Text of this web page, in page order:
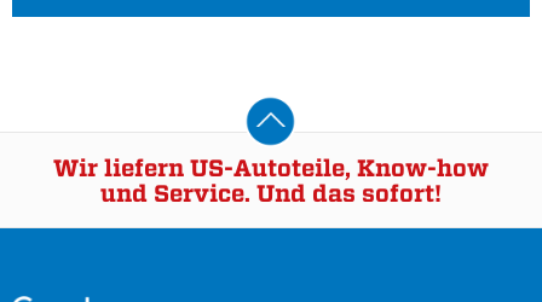
Wir liefern US-Autoteile, Know-how
und Service. Und das sofort!